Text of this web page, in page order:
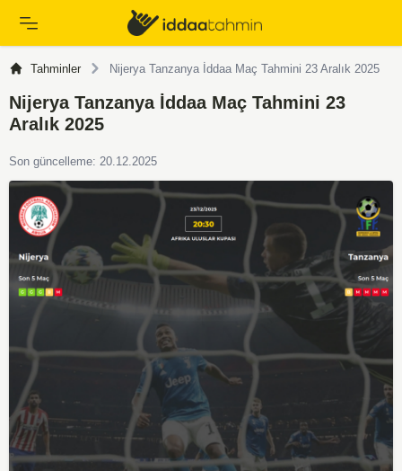
Tahminler Nijerya Tanzanya İddaa Maç Tahmini 23 Aralık 2025
Nijerya Tanzanya İddaa Maç Tahmini 23
Aralık 2025
Son güncelleme: 20.12.2025